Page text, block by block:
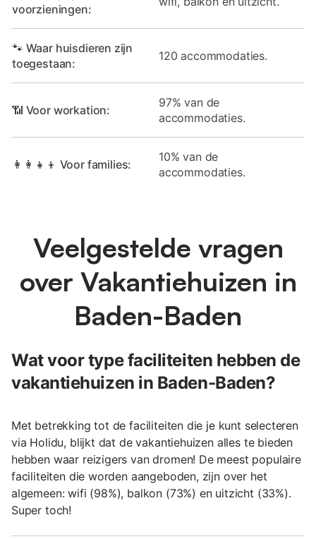
voorzieningen:
🐾 Waar huisdieren zijn
toegestaan:
120 accommodaties.
📶 Voor workation:
97% van de
accommodaties.
👩‍👩‍👧‍👦 Voor families:
10% van de
accommodaties.
Veelgestelde vragen
over Vakantiehuizen in
Baden-Baden
Wat voor type faciliteiten hebben de
vakantiehuizen in Baden-Baden?
Met betrekking tot de faciliteiten die je kunt selecteren
via Holidu, blijkt dat de vakantiehuizen alles te bieden
hebben waar reizigers van dromen! De meest populaire
faciliteiten die worden aangeboden, zijn over het
algemeen: wifi (98%), balkon (73%) en uitzicht (33%).
Super toch!